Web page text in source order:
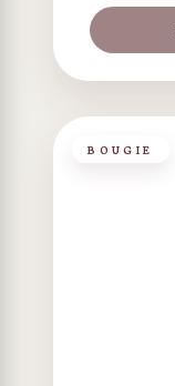
BOUGIE